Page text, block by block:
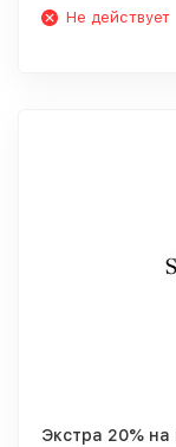
Не действует
Экстра 20% на